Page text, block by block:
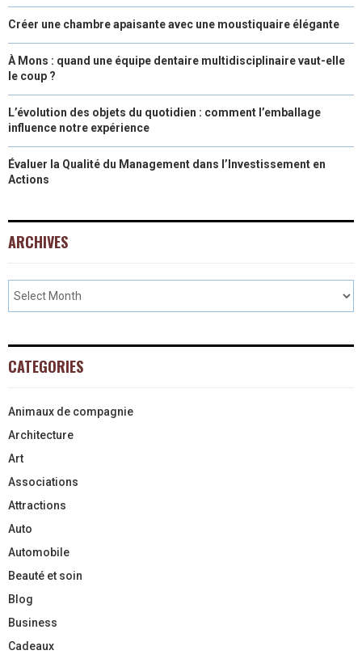
Créer une chambre apaisante avec une moustiquaire élégante
À Mons : quand une équipe dentaire multidisciplinaire vaut-elle
le coup ?
L’évolution des objets du quotidien : comment l’emballage
influence notre expérience
Évaluer la Qualité du Management dans l’Investissement en
Actions
ARCHIVES
CATEGORIES
Animaux de compagnie
Architecture
Art
Associations
Attractions
Auto
Automobile
Beauté et soin
Blog
Business
Cadeaux